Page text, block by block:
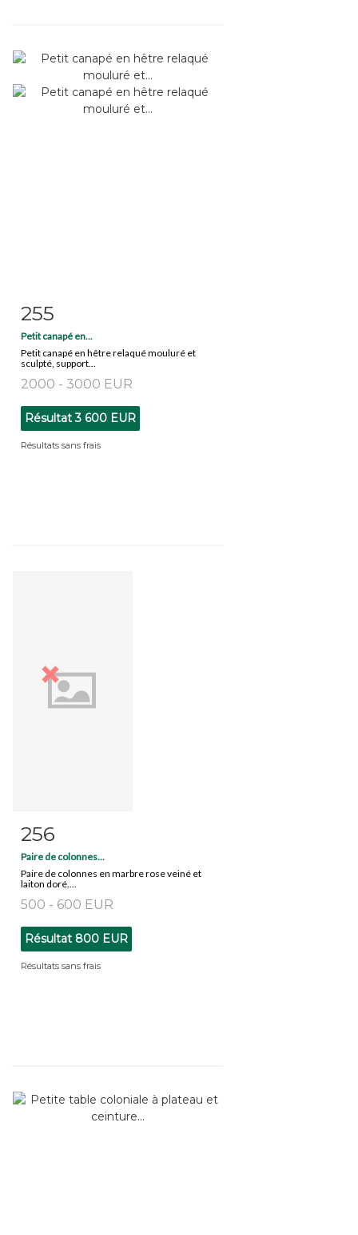
Fiche détaillée
255
Petit canapé en...
Petit canapé en hêtre relaqué mouluré et
sculpté, support...
2000 - 3000 EUR
Résultat3 600 EUR
Résultats sans frais
Fiche détaillée
256
Paire de colonnes...
Paire de colonnes en marbre rose veiné et
laiton doré....
500 - 600 EUR
Résultat 800 EUR
Résultats sans frais